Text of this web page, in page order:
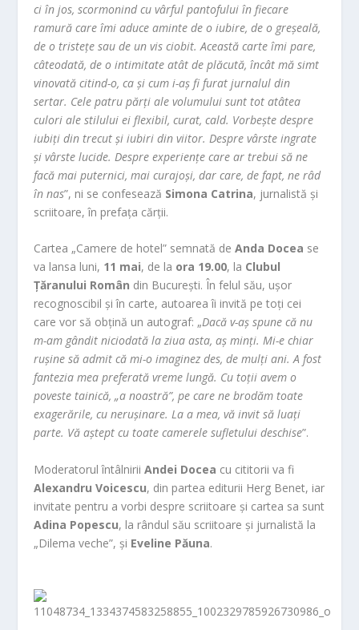
ci în jos, scormonind cu vârful pantofului în fiecare
ramură care îmi aduce aminte de o iubire, de o greșeală,
de o tristețe sau de un vis ciobit. Această carte îmi pare,
câteodată, de o intimitate atât de plăcută, încât mă simt
vinovată citind-o, ca și cum i-aș fi furat jurnalul din
sertar. Cele patru părți ale volumului sunt tot atâtea
culori ale stilului ei flexibil, curat, cald. Vorbește despre
iubiți din trecut și iubiri din viitor. Despre vârste ingrate
și vârste lucide. Despre experiențe care ar trebui să ne
facă mai puternici, mai curajoși, dar care, de fapt, ne râd
în nas”, ni se confesează Simona Catrina, jurnalistă și
scriitoare, în prefața cărții.
Cartea „Camere de hotel” semnată deAnda Docea se
va lansa luni, 11 mai, de la ora 19.00, la Clubul
Țăranului Român din București. În felul său, ușor
recognoscibil și în carte, autoarea îi invită pe toți cei
care vor să obțină un autograf: „Dacă v-aș spune că nu
m-am gândit niciodată la ziua asta, aș minți. Mi-e chiar
rușine să admit că mi-o imaginez des, de mulți ani. A fost
fantezia mea preferată vreme lungă. Cu toții avem o
poveste tainică, „a noastră”, pe care ne brodăm toate
exagerările, cu nerușinare. La a mea, vă invit să luați
parte. Vă aștept cu toate camerele sufletului deschise”.
Moderatorul întâlniriiAndei Docea cu cititorii va fi
Alexandru Voicescu, din partea editurii Herg Benet, iar
invitate pentru a vorbi despre scriitoare și cartea sa sunt
Adina Popescu, la rândul său scriitoare și jurnalistă la
„Dilema veche”, și Eveline Păuna.